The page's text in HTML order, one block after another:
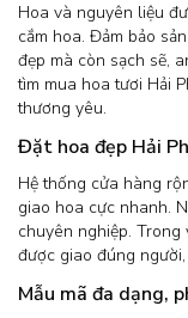
Hoa và nguyên liệu
cắm hoa. Đảm bảo
đẹp mà còn sạch sẽ,
tìm mua hoa tươi Hải
thương yêu.
Đặt hoa đẹp Hải
Hệ thống cửa hàng
giao hoa cực nhanh.
chuyên nghiệp.
được giao đúng
Mẫu mã đa dạng,